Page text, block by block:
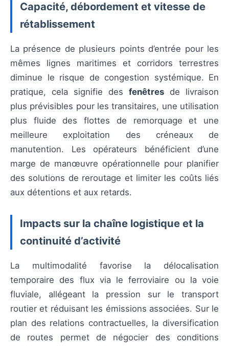
Capacité, débordement et vitesse de
rétablissement
La présence de plusieurs points d’entrée pour les
mêmes lignes maritimes et corridors terrestres
diminue le risque de congestion systémique. En
pratique, cela signifie des fenêtres de livraison
plus prévisibles pour les transitaires, une utilisation
plus fluide des flottes de remorquage et une
meilleure exploitation des créneaux de
manutention. Les opérateurs bénéficient d’une
marge de manœuvre opérationnelle pour planifier
des solutions de reroutage et limiter les coûts liés
aux détentions et aux retards.
Impacts sur la chaîne logistique et la
continuité d’activité
La multimodalité favorise la délocalisation
temporaire des flux via le ferroviaire ou la voie
fluviale, allégeant la pression sur le transport
routier et réduisant les émissions associées. Sur le
plan des relations contractuelles, la diversification
de routes permet de négocier des conditions